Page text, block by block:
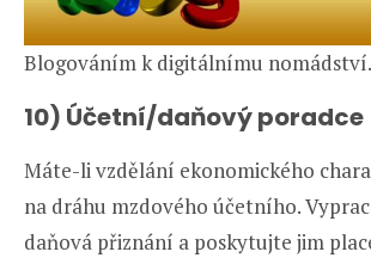
Blogováním k digitálnímu nomádství.
10) Účetní/daňový poradce
Máte-li vzdělání ekonomického
na dráhu mzdového účetního.
daňová přiznání a poskytujte jim